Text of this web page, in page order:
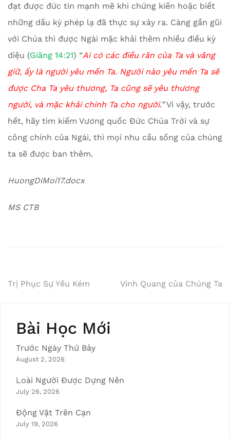
đạt được đức tin mạnh mẽ khi chứng kiến hoặc biết
những dấu kỳ phép lạ đã thực sự xảy ra. Càng gần gũi
với Chúa thì được Ngài mặc khải thêm nhiều điều kỳ
diệu (Giăng 14:21) “Ai có các điều răn của Ta và vâng
giữ, ấy là người yêu mến Ta. Người nào yêu mến Ta sẽ
được Cha Ta yêu thương, Ta cũng sẽ yêu thương
người, và mặckhảichính Ta cho người.”Vì vậy, trước
hết, hãy tìm kiếm Vương quốc Đức Chúa Trời và sự
công chính của Ngài, thì mọi nhu cầu sống của chúng
ta sẽ được ban thêm.
HuongDiMoi17.docx
MS CTB
Post
Trị Phục Sự Yếu Kém Vinh Quang của Chúng Ta
Bài Học Mới
Trước Ngày Thứ Bảy
August 2, 2026
Loài Người Được Dựng Nên
July 26, 2026
Động Vật Trên Cạn
July 19, 2026